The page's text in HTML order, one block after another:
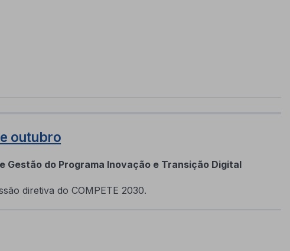
outubro
Gestão do Programa Inovação e Transição Digital
diretiva do COMPETE 2030.